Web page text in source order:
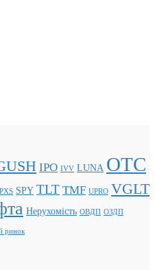
IPO IVV LUNA OTC
SPY TLT TMF UPRO VGLT
Нерухомість ОВДП ОЗДП
ринок